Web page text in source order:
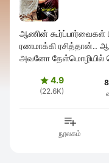
ஆணின்
ரணமாக்கி ரசித்தான்..
அவனோ தேள்மொழியில்
4.9
(22.6K)
நூலகம்